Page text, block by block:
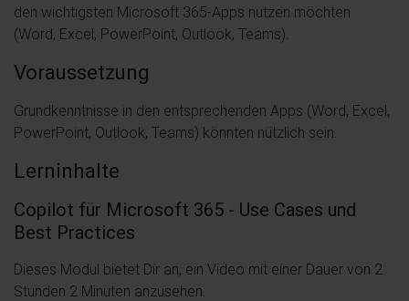
den wichtigsten Microsoft 365-Apps nutzen möchten
(Word, Excel, PowerPoint, Outlook, Teams).
Voraussetzung
Grundkenntnisse in den entsprechenden Apps (Word, Excel,
PowerPoint, Outlook, Teams) könnten nützlich sein.
Lerninhalte
Copilot für Microsoft 365 - Use Cases und
Best Practices
Dieses Modul bietet Dir an, ein Video mit einer Dauer von 2
Stunden 2 Minuten anzusehen.